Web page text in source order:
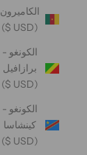
الكاميرون
(USD $)
الكونغو -
برازافيل
(USD $)
الكونغو -
كينشاسا
(USD $)